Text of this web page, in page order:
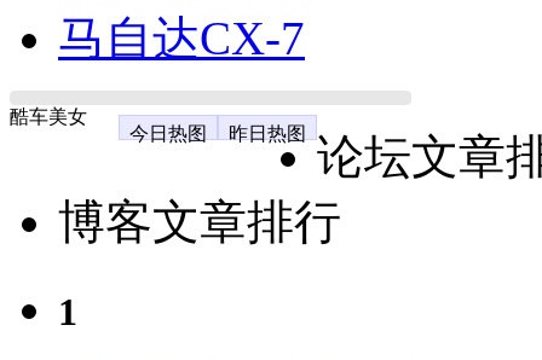
马自达CX-7
酷车美女
今日热图
昨日热图
论坛文章
博客文章排行
1